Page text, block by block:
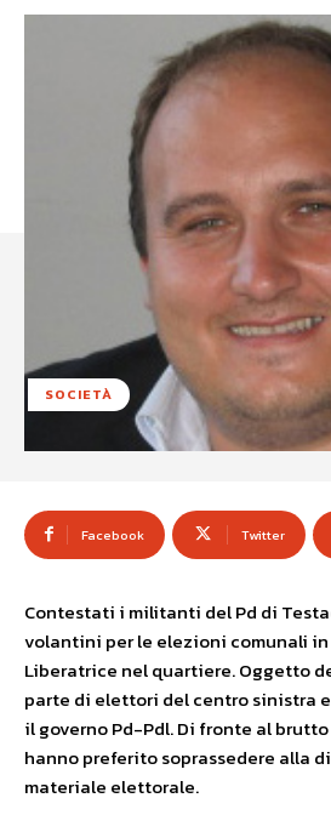
SOCIETÀ
Facebook Twitter
Contestati i militanti del Pd di
volantini per le elezioni comunali
Liberatrice nel quartiere. Oggetto
parte di elettori del centro sinistra
il governo Pd-Pdl. Di fronte al
hanno preferito soprassedere alla
materiale elettorale.